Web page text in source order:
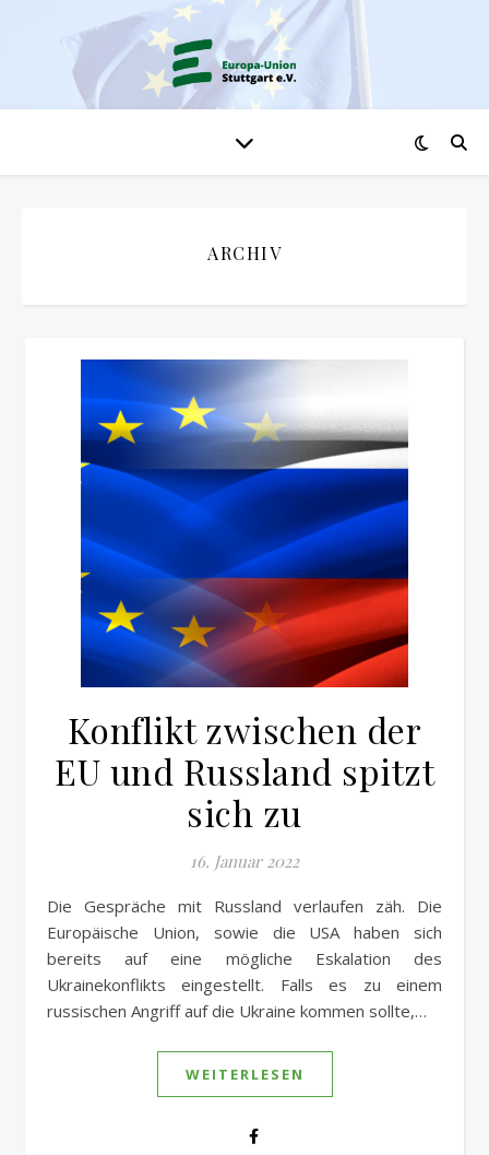
ARCHIV
Konflikt zwischen der
EU und Russland spitzt
sich zu
16. Januar 2022
Die Gespräche mit Russland verlaufen zäh. Die
Europäische Union, sowie die USA haben sich
bereits auf eine mögliche Eskalation des
Ukrainekonflikts eingestellt. Falls es zu einem
russischen Angriff auf die Ukraine kommen sollte,…
WEITERLESEN